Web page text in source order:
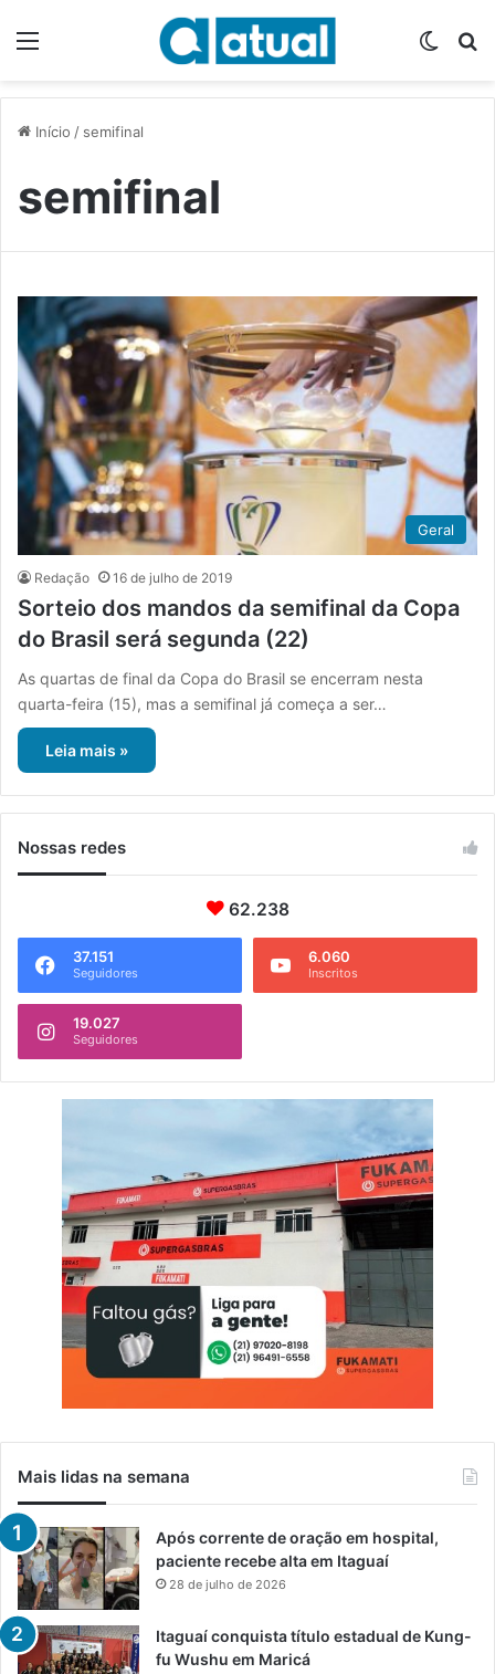
Início / semifinal
semifinal
Geral
Redação 16 de julho de 2019
Sorteio dos mandos da semifinal da Copa
do Brasil será segunda (22)
As quartas de final da Copa do Brasil se encerram nesta
quarta-feira (15), mas a semifinal já começa a ser…
Leia mais »
Nossas redes
62.238
37.151
Seguidores
6.060
Inscritos
19.027
Seguidores
Mais lidas na semana
Após corrente de oração em hospital,
paciente recebe alta em Itaguaí
28 de julho de 2026
Itaguaí conquista título estadual de Kung-
fu Wushu em Maricá